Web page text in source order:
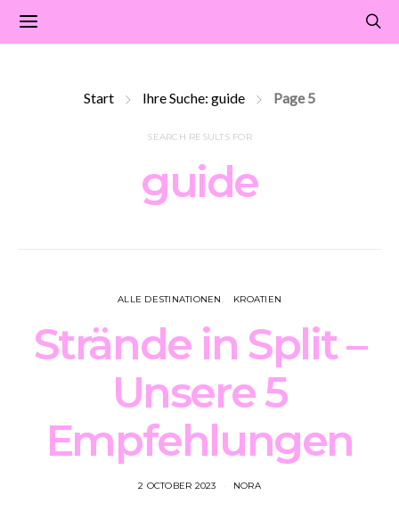
Start Ihre Suche: guide Page 5
SEARCH RESULTS FOR
guide
ALLE DESTINATIONEN KROATIEN
Strände in Split –
Unsere 5
Empfehlungen
2 OCTOBER 2023 NORA